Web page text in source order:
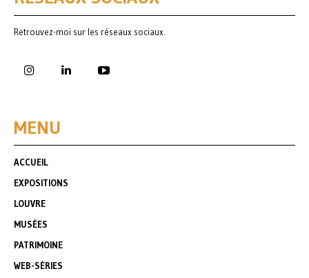
Retrouvez-moi sur les réseaux sociaux.
MENU
ACCUEIL
EXPOSITIONS
LOUVRE
MUSÉES
PATRIMOINE
WEB-SÉRIES